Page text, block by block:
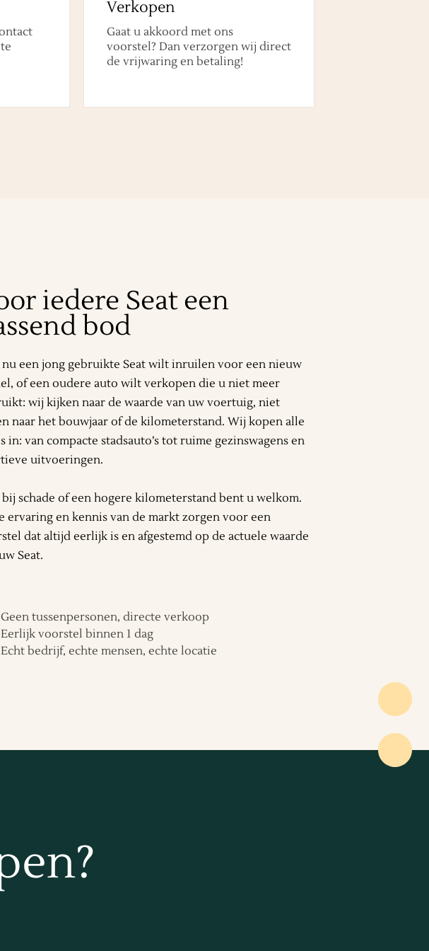
Verkopen
Gaat u akkoord met ons
voorstel? Dan verzorgen wij direct
de vrijwaring en betaling!
iedere Seat een
bod
nu een jong gebruikte Seat wilt inruilen voor een nieuw
of een oudere auto wilt verkopen die u niet meer
wij kijken naar de waarde van uw voertuig, niet
naar het bouwjaar of de kilometerstand. Wij kopen alle
in: van compacte stadsauto’s tot ruime gezinswagens en
uitvoeringen.
schade of een hogere kilometerstand bent u welkom.
ervaring en kennis van de markt zorgen voor een
dat altijd eerlijk is en afgestemd op de actuele waarde
Seat.
Geen tussenpersonen, directe verkoop
Eerlijk voorstel binnen 1 dag
Echt bedrijf, echte mensen, echte locatie